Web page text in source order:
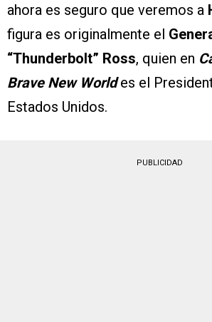
ahora es seguro que veremos a
figura es originalmente el
“Thunderbolt” Ross, quien en
Brave New Worldes el
Estados Unidos.
PUBLICIDAD